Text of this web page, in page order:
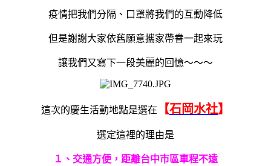
疫情把我們分隔、口罩將我們的互動降低
但是謝謝大家依舊願意攜家帶眷一起來玩
讓我們又寫下一段美麗的回憶～～～
這次的慶生活動地點是選在 【石岡水社】
選定這裡的理由是
１、交通方便，距離台中市區車程不遠